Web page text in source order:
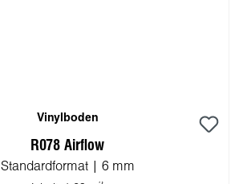
Vinylboden
R078 Airflow
Standardformat | 6 mm